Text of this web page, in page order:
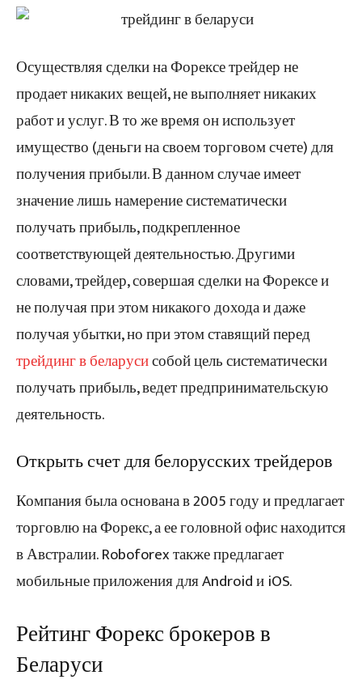
Осуществляя сделки на Форексе трейдер не
продает никаких вещей, не выполняет никаких
работ и услуг. В то же время он использует
имущество (деньги на своем торговом счете) для
получения прибыли. В данном случае имеет
значение лишь намерение систематически
получать прибыль, подкрепленное
соответствующей деятельностью. Другими
словами, трейдер, совершая сделки на Форексе и
не получая при этом никакого дохода и даже
получая убытки, но при этом ставящий перед
трейдинг в беларусисобой цель систематически
получать прибыль, ведет предпринимательскую
деятельность.
Открыть счет для белорусских трейдеров
Компания была основана в 2005 году и предлагает
торговлю на Форекс, а ее головной офис находится
в Австралии. Roboforex также предлагает
мобильные приложения для Android и iOS.
Рейтинг Форекс брокеров в
Беларуси